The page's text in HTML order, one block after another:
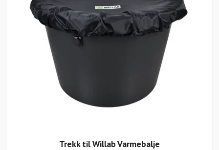
Trekk til Willab Varmebalje